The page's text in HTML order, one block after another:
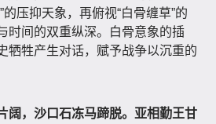
压抑天象，再俯视“白骨缠草”的
时间的双重纵深。白骨意象的插
牺牲产生对话，赋予战争以沉重的
阔，沙口石冻马蹄脱。亚相勤王甘